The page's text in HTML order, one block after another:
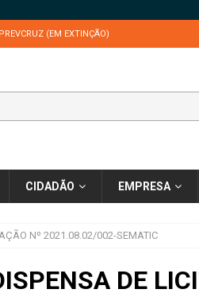
PREVCRUZ (EM EXTINÇÃO)
CIDADÃO EMPRESA
Nº 2021.08.02/002-SEMATIC
DE